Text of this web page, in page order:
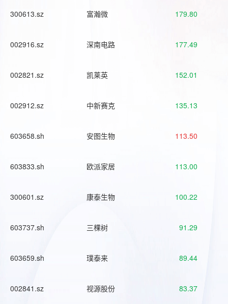
300613.sz 富瀚微 179.80
002916.sz 深南电路 177.49
002821.sz 凯莱英 152.01
002912.sz 中新赛克 135.13
603658.sh 安图生物 113.50
603833.sh 欧派家居 113.00
300601.sz 康泰生物 100.22
603737.sh 三棵树 91.29
603659.sh 璞泰来 89.44
002841.sz 视源股份 83.37